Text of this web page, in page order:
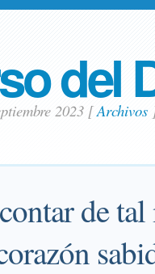
del
2023 [Archivos
de